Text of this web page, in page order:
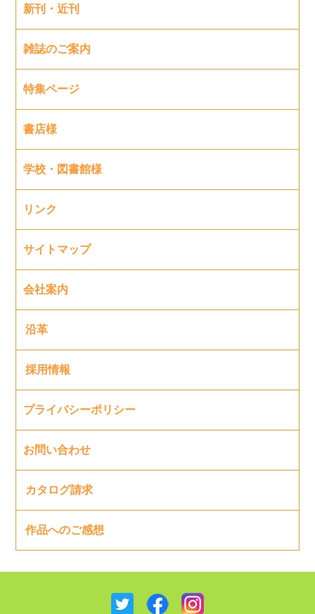
新刊・近刊
雑誌のご案内
特集ページ
書店様
学校・図書館様
リンク
サイトマップ
会社案内
沿革
採用情報
プライバシーポリシー
お問い合わせ
カタログ請求
作品へのご感想